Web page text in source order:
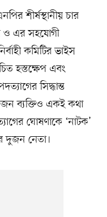
শীর্ষস্থানীয় চার
ও এর সহযোগী
কমিটির ভাইস
হস্তক্ষেপ এবং
সিদ্ধান্ত
ব্যক্তিও একই কথা
ঘোষণাকে ‘নাটক’
দুজন নেতা।